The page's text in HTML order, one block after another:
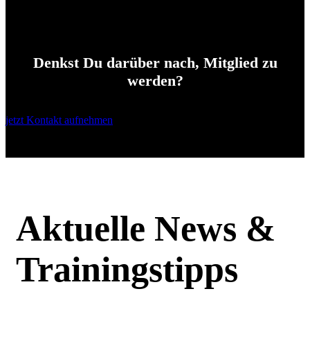
Denkst Du darüber nach, Mitglied zu
werden?
jetzt Kontakt aufnehmen
Aktuelle News &
Trainingstipps